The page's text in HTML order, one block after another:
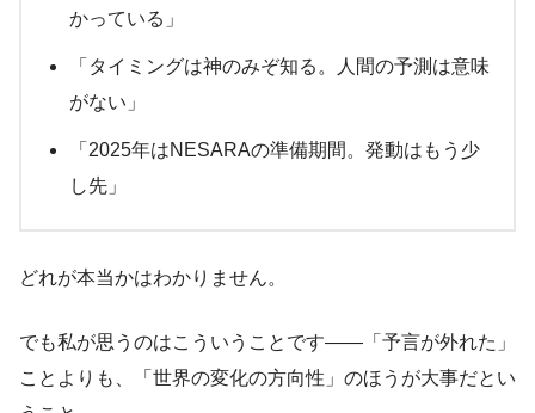
かっている」
「タイミングは神のみぞ知る。人間の予測は意味
がない」
「2025年はNESARAの準備期間。発動はもう少
し先」
どれが本当かはわかりません。
でも私が思うのはこういうことです——「予言が外れた」
ことよりも、「世界の変化の方向性」のほうが大事だとい